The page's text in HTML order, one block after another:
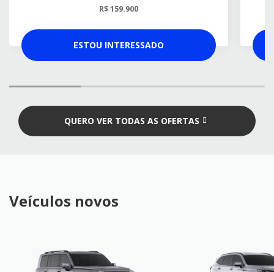
R$ 159.900
ESTOU INTERESSADO
QUERO VER TODAS AS OFERTAS
Veículos novos